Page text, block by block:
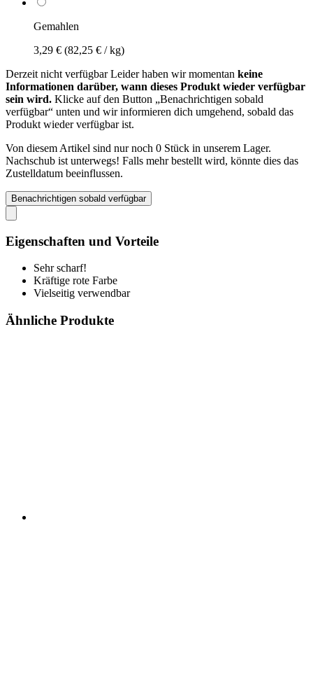
Gemahlen
3,29 € (82,25 € / kg)
Derzeit nicht verfügbarLeider haben wir momentan keine
Informationen darüber, wann dieses Produkt wieder verfügbar
sein wird. Klicke auf den Button „Benachrichtigen sobald
verfügbar“ unten und wir informieren dich umgehend, sobald das
Produkt wieder verfügbar ist.
Von diesem Artikel sind nur noch 0 Stück in unserem Lager.
Nachschub ist unterwegs! Falls mehr bestellt wird, könnte dies das
Zustelldatum beeinflussen.
Benachrichtigen sobald verfügbar
Eigenschaften und Vorteile
Sehr scharf!
Kräftige rote Farbe
Vielseitig verwendbar
Ähnliche Produkte